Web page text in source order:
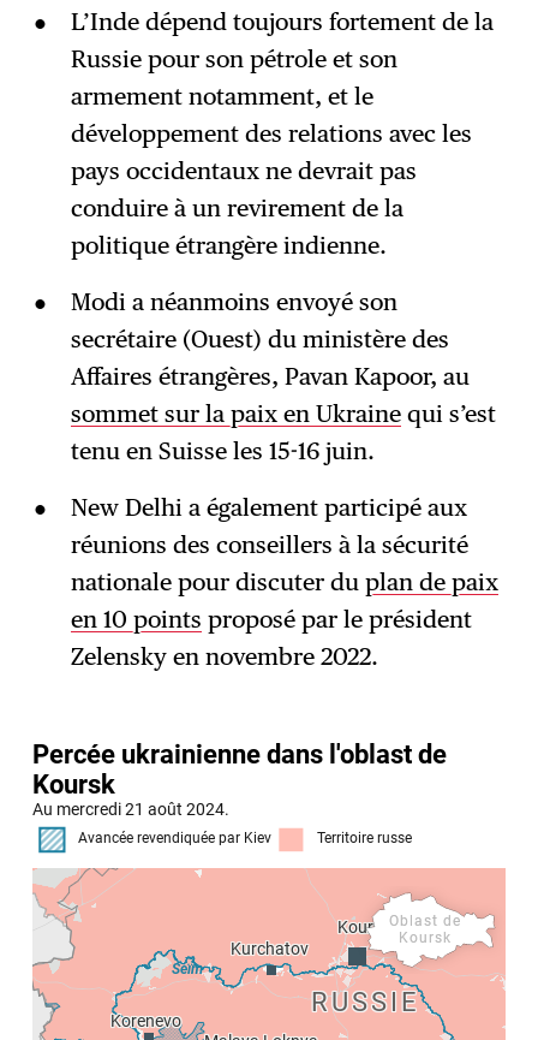
L’Inde dépend toujours fortement de la
Russie pour son pétrole et son
armement notamment, et le
développement des relations avec les
pays occidentaux ne devrait pas
conduire à un revirement de la
politique étrangère indienne.
Modi a néanmoins envoyé son
secrétaire (Ouest) du ministère des
Affaires étrangères, Pavan Kapoor, au
sommet sur la paix en Ukrainequi s’est
tenu en Suisse les 15-16 juin.
New Delhi a également participé aux
réunions des conseillers à la sécurité
nationale pour discuter du plan de paix
en 10 points proposé par le président
Zelensky en novembre 2022.